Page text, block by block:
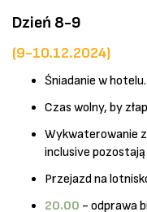
Dzień 8-9
(9-10.12.2024)
Śniadanie w hotelu.
Czas wolny, by
Wykwaterowanie
inclusive
Przejazd na
20.00 - odprawa